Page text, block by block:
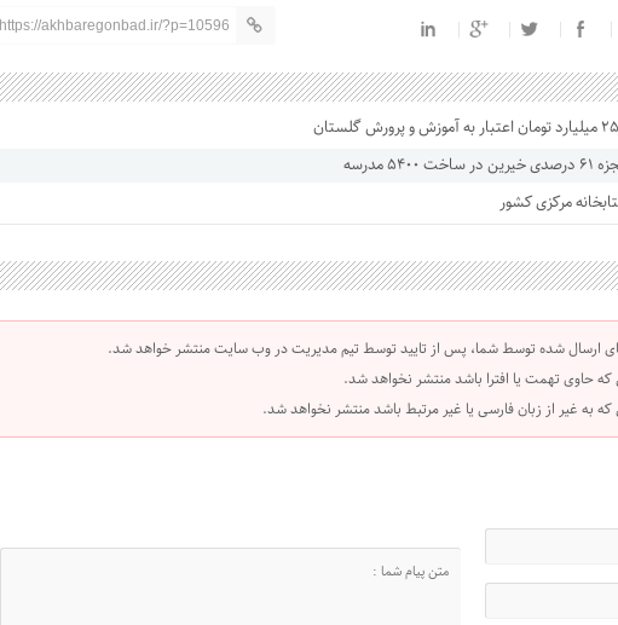
https://akhbaregonbad.ir/?p=10596
مرکزی کشور
ارسال شده توسط شما، پس از تایید توسط تیم مدیریت در وب سایت منتشر خواهد شد.
که حاوی تهمت یا افترا باشد منتشر نخواهد شد.
که به غیر از زبان فارسی یا غیر مرتبط باشد منتشر نخواهد شد.